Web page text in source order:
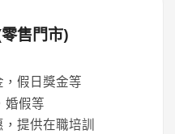
售門市)
假日獎金等
婚假等
提供在職培訓